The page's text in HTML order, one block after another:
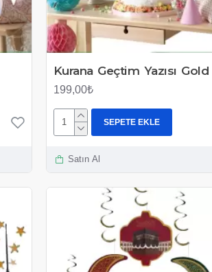
Kurana Geçtim Yazısı Gold
199,00₺
SEPETE EKLE
Satın Al